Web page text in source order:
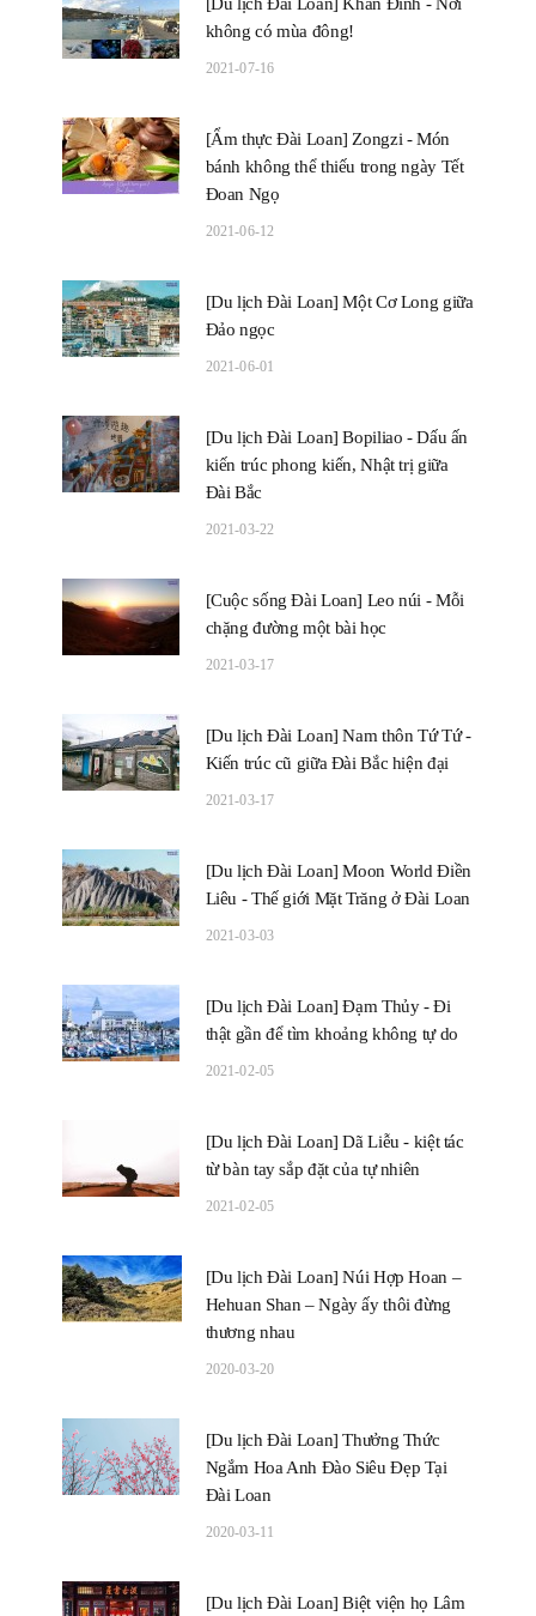
[Du lịch Đài Loan] Khẩn Đinh - Nơi
không có mùa đông!
2021-07-16
[Ẩm thực Đài Loan] Zongzi - Món
bánh không thể thiếu trong ngày Tết
Đoan Ngọ
2021-06-12
[Du lịch Đài Loan] Một Cơ Long giữa
Đảo ngọc
2021-06-01
[Du lịch Đài Loan] Bopiliao - Dấu ấn
kiến trúc phong kiến, Nhật trị giữa
Đài Bắc
2021-03-22
[Cuộc sống Đài Loan] Leo núi - Mỗi
chặng đường một bài học
2021-03-17
[Du lịch Đài Loan] Nam thôn Tứ Tứ -
Kiến trúc cũ giữa Đài Bắc hiện đại
2021-03-17
[Du lịch Đài Loan] Moon World Điền
Liêu - Thế giới Mặt Trăng ở Đài Loan
2021-03-03
[Du lịch Đài Loan] Đạm Thủy - Đi
thật gần để tìm khoảng không tự do
2021-02-05
[Du lịch Đài Loan] Dã Liễu - kiệt tác
từ bàn tay sắp đặt của tự nhiên
2021-02-05
[Du lịch Đài Loan] Núi Hợp Hoan –
Hehuan Shan – Ngày ấy thôi đừng
thương nhau
2020-03-20
[Du lịch Đài Loan] Thưởng Thức
Ngắm Hoa Anh Đào Siêu Đẹp Tại
Đài Loan
2020-03-11
[Du lịch Đài Loan] Biệt viện họ Lâm